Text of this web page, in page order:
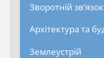
Зворотній зв’язок
Архітектура та
Землеустрій